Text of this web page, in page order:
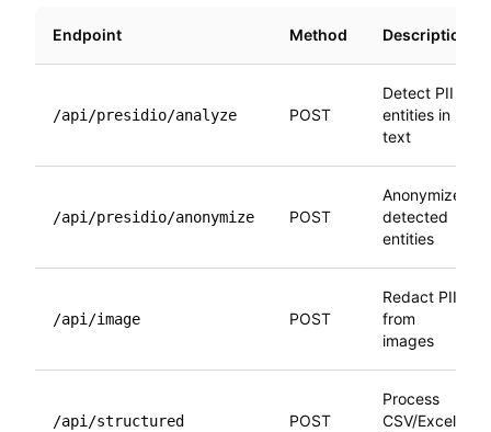
Endpoint Method Description
/api/presidio/analyze POST
Detect PII
entities in
text
/api/presidio/anonymize POST
Anonymize
detected
entities
/api/image POST
Redact PII
from
images
/api/structured POST
Process
CSV/Excel